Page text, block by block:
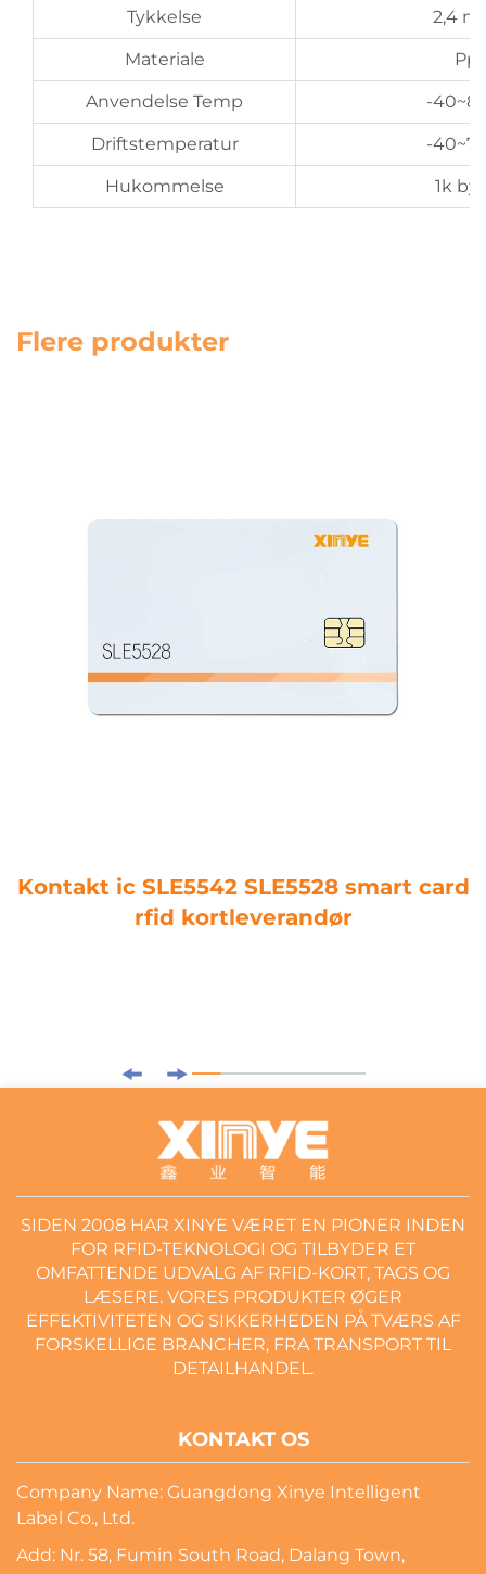
Tykkelse 2,4
Materiale Pp
Anvendelse Temp -
Driftstemperatur -
Hukommelse 1k
Flere produkter
Kontakt ic SLE5542 SLE5528 smart card
rfid kortleverandør
SIDEN 2008 HAR XINYE VÆRET EN PIONER INDEN
FOR RFID-TEKNOLOGI OG TILBYDER ET
OMFATTENDE UDVALG AF RFID-KORT, TAGS OG
LÆSERE. VORES PRODUKTER ØGER
EFFEKTIVITETEN OG SIKKERHEDEN PÅ TVÆRS AF
FORSKELLIGE BRANCHER, FRA TRANSPORT TIL
DETAILHANDEL.
KONTAKT OS
Company Name: Guangdong Xinye Intelligent
Label Co., Ltd.
Add: Nr. 58, Fumin South Road, Dalang Town,